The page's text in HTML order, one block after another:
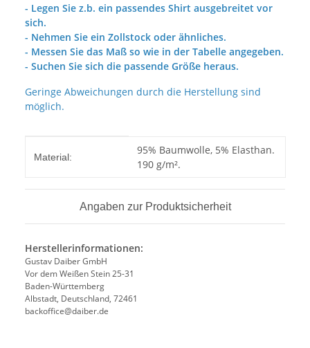
- Legen Sie z.b. ein passendes Shirt ausgebreitet vor
sich.
- Nehmen Sie ein Zollstock oder ähnliches.
- Messen Sie das Maß so wie in der Tabelle angegeben.
- Suchen Sie sich die passende Größe heraus.
Geringe Abweichungen durch die Herstellung sind
möglich.
Material:
95% Baumwolle, 5% Elasthan.
190 g/m².
Angaben zur Produktsicherheit
Herstellerinformationen:
Gustav Daiber GmbH
Vor dem Weißen Stein 25-31
Baden-Württemberg
Albstadt, Deutschland, 72461
backoffice@daiber.de